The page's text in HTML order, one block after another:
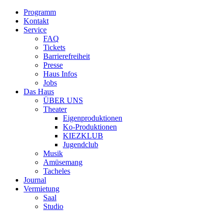
Programm
Kontakt
Service
FAQ
Tickets
Barrierefreiheit
Presse
Haus Infos
Jobs
Das Haus
ÜBER UNS
Theater
Eigenproduktionen
Ko-Produktionen
KIEZKLUB
Jugendclub
Musik
Amüsemang
Tacheles
Journal
Vermietung
Saal
Studio